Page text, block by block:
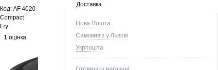
Доставка
Нова Пошта
Самовивіз у Львові
Укрпошта
Код: AF 4020
Compact
Fry
1 оцінка